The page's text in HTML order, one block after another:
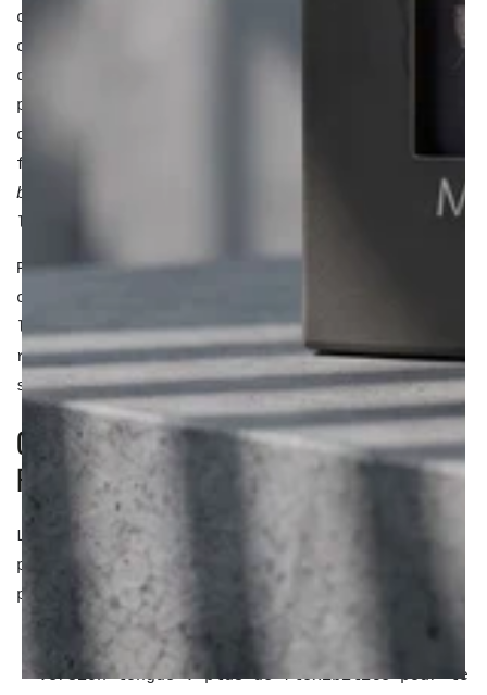
crop est sa facilité d’entretien. Un simple
coup de peigne le matin suffit généralement à
dompter la mèche. De plus, sa polyvalence
permet de l’adapter aussi bien à un style
décontracté qu’à une tenue plus
formelle.
bouclés
, elle met particulièrement en valeur
les visages ovales et carrés.
Pour conserver une French crop au top, on vous
conseille de passer chez le coiffeur toutes
les 6 à 8 semaines. C’est l’occasion de
rafraîchir les contours et de maintenir la
structure de la coupe.
CHERCHER LES VARIATIONS DE LA
FRENCH CROP
La French crop offre de nombreuses
possibilités de personnalisation. Voici les
principales variations que l’on observe :
Version courte : nette et facile à coiffer
Version longue : plus de flexibilité pour le